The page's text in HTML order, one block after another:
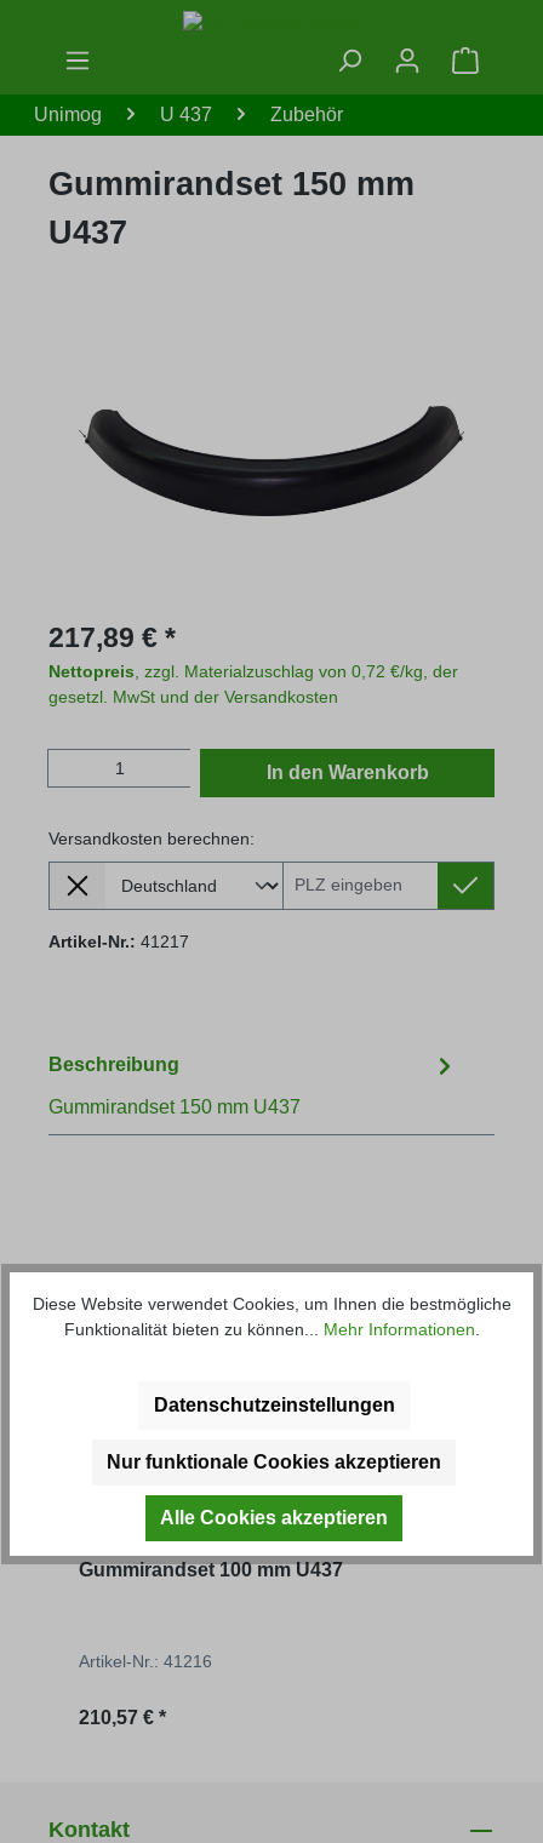
Zum Hauptinhalt springen
Unimog U 437 Zubehör
Gummirandset 150 mm
U437
Regulärer Preis:
217,89 € *
Nettopreis , zzgl. Materialzuschlag von 0,72 €/kg, der
gesetzl. MwSt und der Versandkosten
Produkt Anzahl: Gib den gewünschten
In den Warenkorb
Versandkosten berechnen:
Lieferland
Versandkosten berechnen:
Artikel-Nr.: 41217
Beschreibung
Gummirandset 150 mm U437
Kunden haben sich ebenfalls
Gummirandset 100 mm U437
Artikel-Nr.: 41216
Regulärer Preis:
210,57 € *
Kontakt
Diese Website verwendet Cookies, um Ihnen die bestmögliche
Funktionalität bieten zu können... Mehr Informationen.
Datenschutzeinstellungen
Nur funktionale Cookies akzeptieren
Alle Cookies akzeptieren